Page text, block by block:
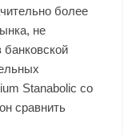
более
не
Stanabolic со
сравнить